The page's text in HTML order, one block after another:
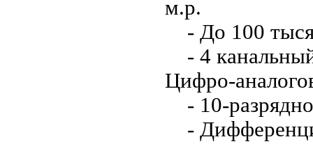
м.р.
- До 100
- 4
Цифро-
- 10-
-